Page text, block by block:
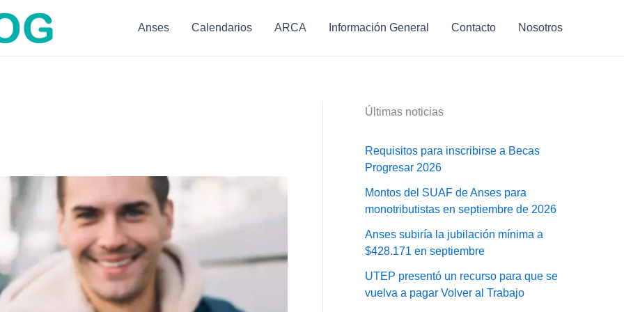
Anses Calendarios ARCA Información General Contacto Nosotros
Últimas noticias
Requisitos para inscribirse a Becas
Progresar 2026
Montos del SUAF de Anses para
monotributistas en septiembre de 2026
Anses subiría la jubilación mínima a
$428.171 en septiembre
UTEP presentó un recurso para que se
vuelva a pagar Volver al Trabajo